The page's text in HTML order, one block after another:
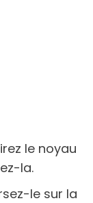
le noyau
la.
le sur la